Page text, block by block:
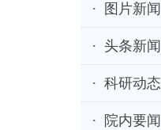
图片新闻
头条新闻
科研动态
院内要闻